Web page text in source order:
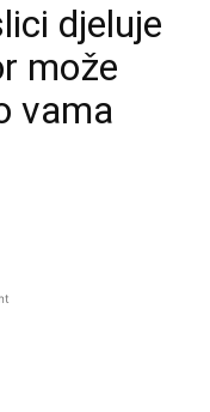
djeluje
može
vama